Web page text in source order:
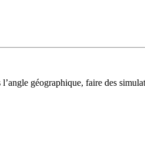
géographique, faire des